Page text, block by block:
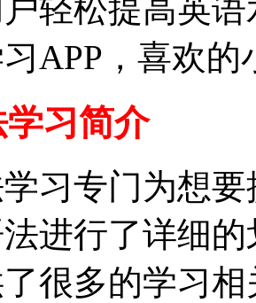
轻松提高英
APP，喜欢
习简介
习专门为想
进行了详细
很多的学习